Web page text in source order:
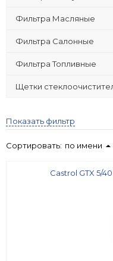
Фильтра Масляные
Фильтра Салонные
Фильтра Топливные
Щетки
Показать фильтр
Сортировать: по имени
Castrol GTX 5/